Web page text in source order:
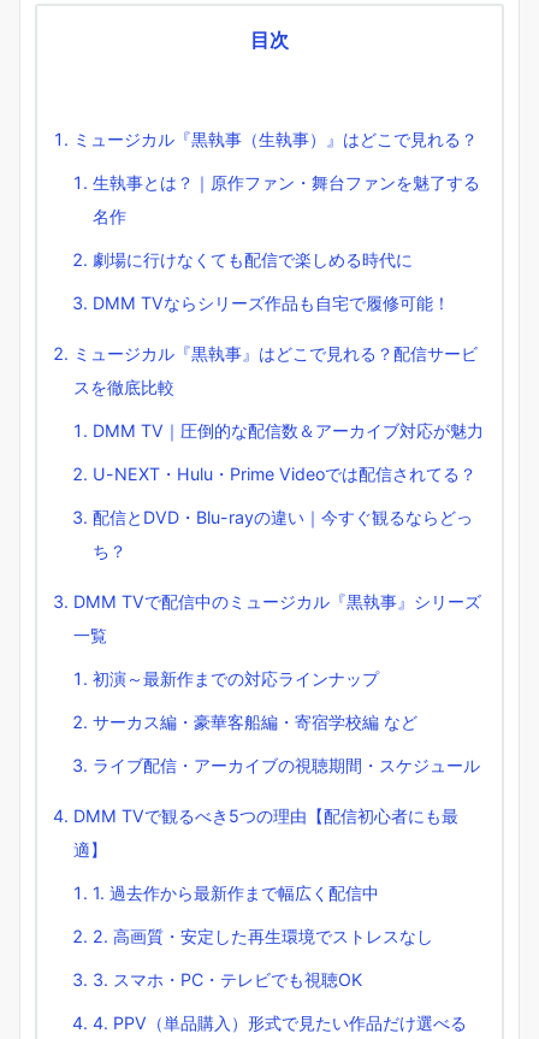
目次
ミュージカル『黒執事（生執事）』はどこで見れる？
生執事とは？｜原作ファン・舞台ファンを魅了する
名作
劇場に行けなくても配信で楽しめる時代に
DMM TVならシリーズ作品も自宅で履修可能！
ミュージカル『黒執事』はどこで見れる？配信サービ
スを徹底比較
DMM TV｜圧倒的な配信数＆アーカイブ対応が魅力
U-NEXT・Hulu・Prime Videoでは配信されてる？
配信とDVD・Blu-rayの違い｜今すぐ観るならどっ
ち？
DMM TVで配信中のミュージカル『黒執事』シリーズ
一覧
初演～最新作までの対応ラインナップ
サーカス編・豪華客船編・寄宿学校編 など
ライブ配信・アーカイブの視聴期間・スケジュール
DMM TVで観るべき5つの理由【配信初心者にも最
適】
1. 過去作から最新作まで幅広く配信中
2. 高画質・安定した再生環境でストレスなし
3. スマホ・PC・テレビでも視聴OK
4. PPV（単品購入）形式で見たい作品だけ選べる